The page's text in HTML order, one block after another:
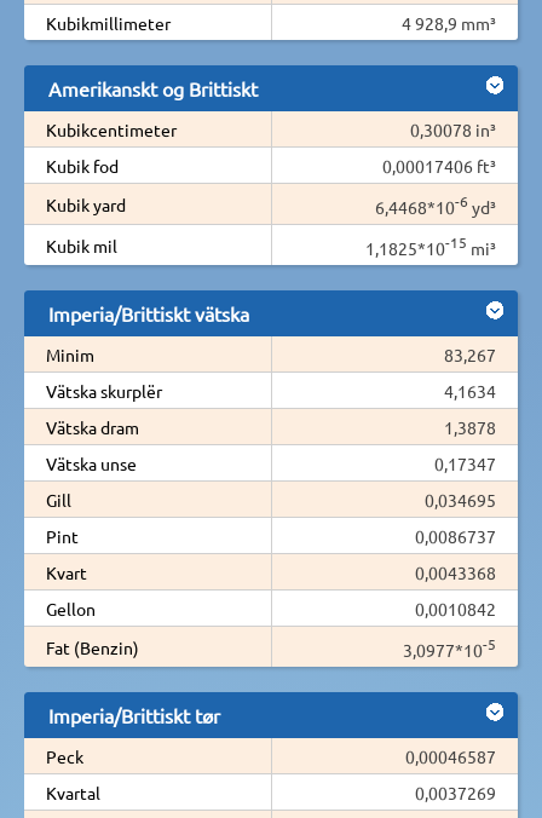
Kubikmillimeter
4 928,9 mm³
Amerikanskt og Brittiskt
Kubikcentimeter
0,30078 in³
Kubik fod
0,00017406 ft³
Kubik yard
6,4468*10-6 yd³
Kubik mil
1,1825*10-15 mi³
Imperia/Brittiskt vätska
Minim
83,267
Vätska skurplër
4,1634
Vätska dram
1,3878
Vätska unse
0,17347
Gill
0,034695
Pint
0,0086737
Kvart
0,0043368
Gellon
0,0010842
Fat (Benzin)
3,0977*10-5
Imperia/Brittiskt tør
Peck
0,00046587
Kvartal
0,0037269